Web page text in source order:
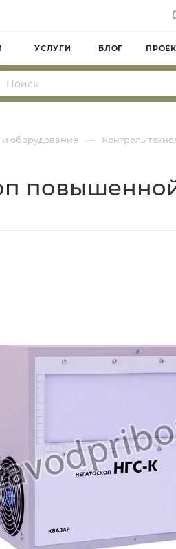
УСЛУГИ БЛОГ
оборудование — Контроль